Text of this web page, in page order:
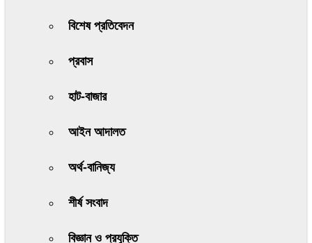
বিশেষ প্রতিবেদন
প্রবাস
হাট-বাজার
আইন আদালত
অর্থ-বানিজ্য
শীর্ষ সংবাদ
বিজ্ঞান ও প্রযুক্তি